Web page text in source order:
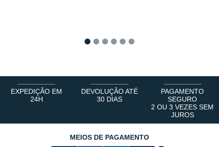
EXPEDIÇÃO EM
24H
DEVOLUÇÃO ATÉ
30 DIAS
PAGAMENTO
SEGURO
2 OU 3 VEZES SEM
JUROS
MEIOS DE PAGAMENTO